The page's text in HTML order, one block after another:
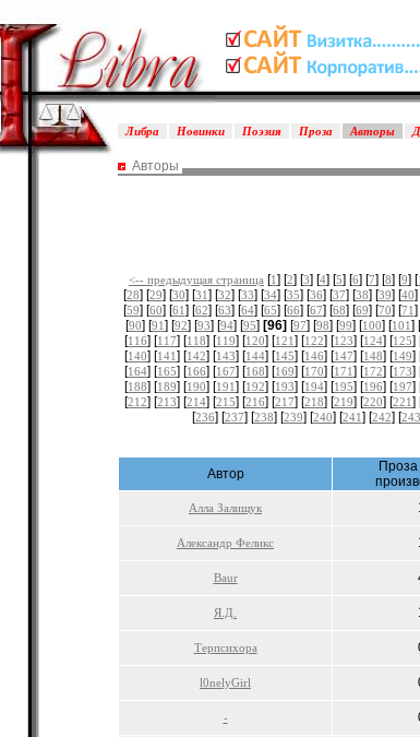
Либра Новинки Поэзия Проза Авторы
Авторы
<-- предыдущая страница [1] [2] [3] [4] [5] [6] [7] [8] [9] [
[28] [29] [30] [31] [32] [33] [34] [35] [36] [37] [38] [39] [40]
[59] [60] [61] [62] [63] [64] [65] [66] [67] [68] [69] [70] [71]
[90] [91] [92] [93] [94] [95] [96] [97] [98] [99] [100] [101] [
[116] [117] [118] [119] [120] [121] [122] [123] [124] [125]
[140] [141] [142] [143] [144] [145] [146] [147] [148] [149]
[164] [165] [166] [167] [168] [169] [170] [171] [172] [173]
[188] [189] [190] [191] [192] [193] [194] [195] [196] [197]
[212] [213] [214] [215] [216] [217] [218] [219] [220] [221]
[236] [237] [238] [239] [240] [241] [242] [243
Автор
Проза
Алла Залищук
Александр Феликс
Baur
Я.Д.
Терпсихора
l0nelyGirl
-